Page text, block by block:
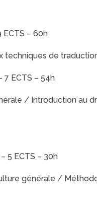
ECTS – 60h
techniques de
7 ECTS – 54h
/ Introduction au
5 ECTS – 30h
générale /